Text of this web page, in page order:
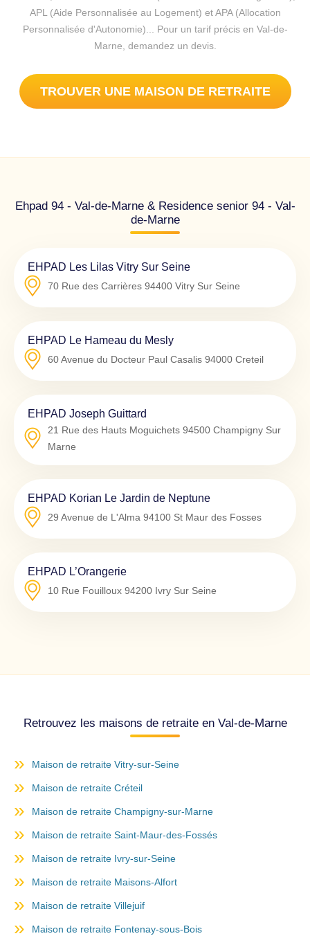
APL (Aide Personnalisée au Logement) et APA (Allocation
Personnalisée d'Autonomie)... Pour un tarif précis en Val-de-
Marne, demandez un devis.
TROUVER UNE MAISON DE RETRAITE
Ehpad 94 - Val-de-Marne & Residence senior 94 - Val-
de-Marne
EHPAD Les Lilas Vitry Sur Seine
70 Rue des Carrières 94400 Vitry Sur Seine
EHPAD Le Hameau du Mesly
60 Avenue du Docteur Paul Casalis 94000 Creteil
EHPAD Joseph Guittard
21 Rue des Hauts Moguichets 94500 Champigny Sur
Marne
EHPAD Korian Le Jardin de Neptune
29 Avenue de L'Alma 94100 St Maur des Fosses
EHPAD L’Orangerie
10 Rue Fouilloux 94200 Ivry Sur Seine
Retrouvez les maisons de retraite en Val-de-Marne
Maison de retraite Vitry-sur-Seine
Maison de retraite Créteil
Maison de retraite Champigny-sur-Marne
Maison de retraite Saint-Maur-des-Fossés
Maison de retraite Ivry-sur-Seine
Maison de retraite Maisons-Alfort
Maison de retraite Villejuif
Maison de retraite Fontenay-sous-Bois